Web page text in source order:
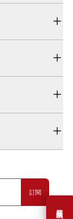
需要幫助嗎？
訂閱